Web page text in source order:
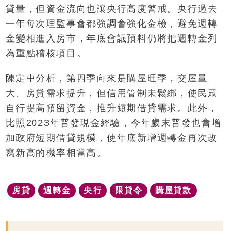
貸量，但資金流向也讓央行高度警戒。央行過去
一年每次理監事會都強調會強化金檢，避免週轉
金變相進入房市，年底會議預料仍將把週轉金列
為重點稽核項目。
陳定中分析，第四季向來是購屋旺季，交屋量
大、房貸需求提升，但信用管制未鬆綁，使民眾
自行提高預留資金，推升短期借貸需求。此外，
比照2023年普發現金經驗，今年歲末普發也會增
加政府短期借貸規模，使年底新增週轉金再次改
寫新高的機率相當高。
房貸 週轉金 央行 限貸令 購屋貸款